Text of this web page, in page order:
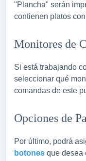
"Plancha" serán
contienen platos
Monitores de
Si está trabajando
seleccionar qué
comandas de este
Opciones de
Por último, podrá
botones que desea